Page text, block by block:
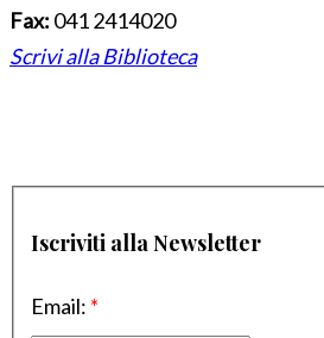
Fax: 041 2414020
Scrivi alla Biblioteca
Iscriviti alla Newsletter
Email: *